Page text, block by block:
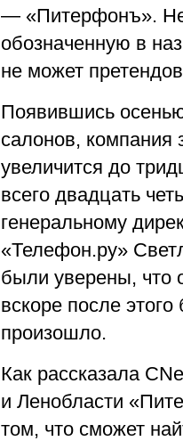
— «Питерфонъ».
обозначенную в
не может
Появившись
салонов, компания
увеличится до
всего двадцать
генеральному
«Телефон.ру»
были уверены, что
вскоре после
произошло.
Как рассказала
и Ленобласти
том, что сможет